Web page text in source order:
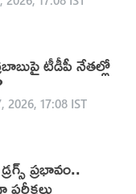
టీడీపీ నేతల్లో
2026, 17:08 IST
ప్రభావం..